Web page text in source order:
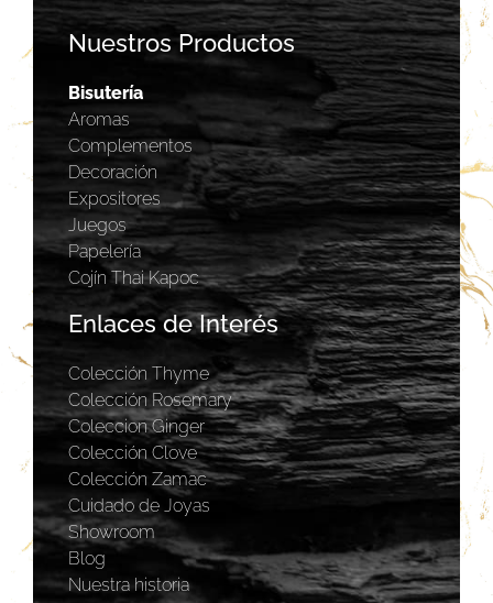
Nuestros Productos
Bisutería
Aromas
Complementos
Decoración
Expositores
Juegos
Papelería
Cojín Thai Kapoc
Enlaces de Interés
Colección Thyme
Colección Rosemary
Coleccion Ginger
Colección Clove
Colección Zamac
Cuidado de Joyas
Showroom
Blog
Nuestra historia